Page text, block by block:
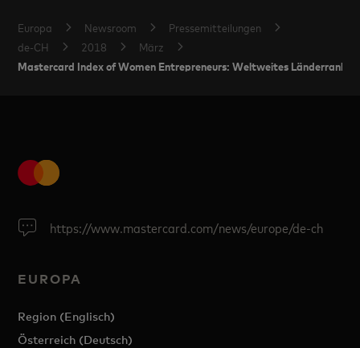
Europa Newsroom
Pressemitteilungen
de-CH
2018 März
Mastercard Index of Women Entrepreneurs: Weltweites
https://www.mastercard.com/news/europe/de-ch
EUROPA
Region (Englisch)
Österreich (Deutsch)